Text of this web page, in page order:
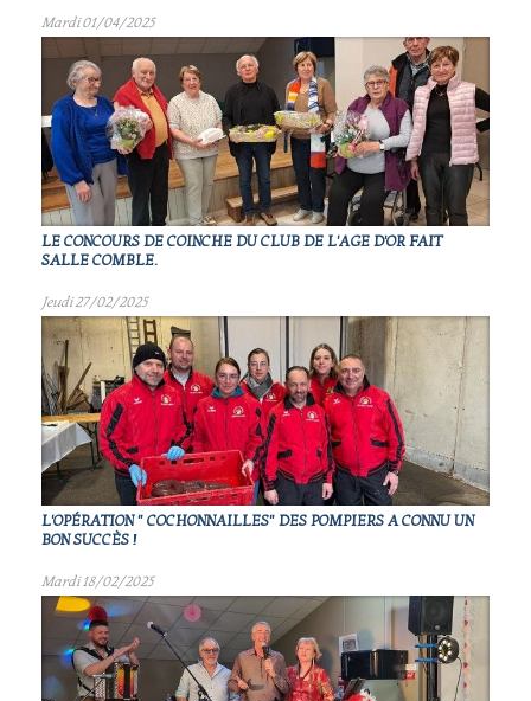
Mardi 01/04/2025
LE CONCOURS DE COINCHE DU CLUB DE L'AGE D'OR FAIT
SALLE COMBLE.
Jeudi 27/02/2025
L'OPÉRATION " COCHONNAILLES" DES POMPIERS A CONNU UN
BON SUCCÈS !
Mardi 18/02/2025